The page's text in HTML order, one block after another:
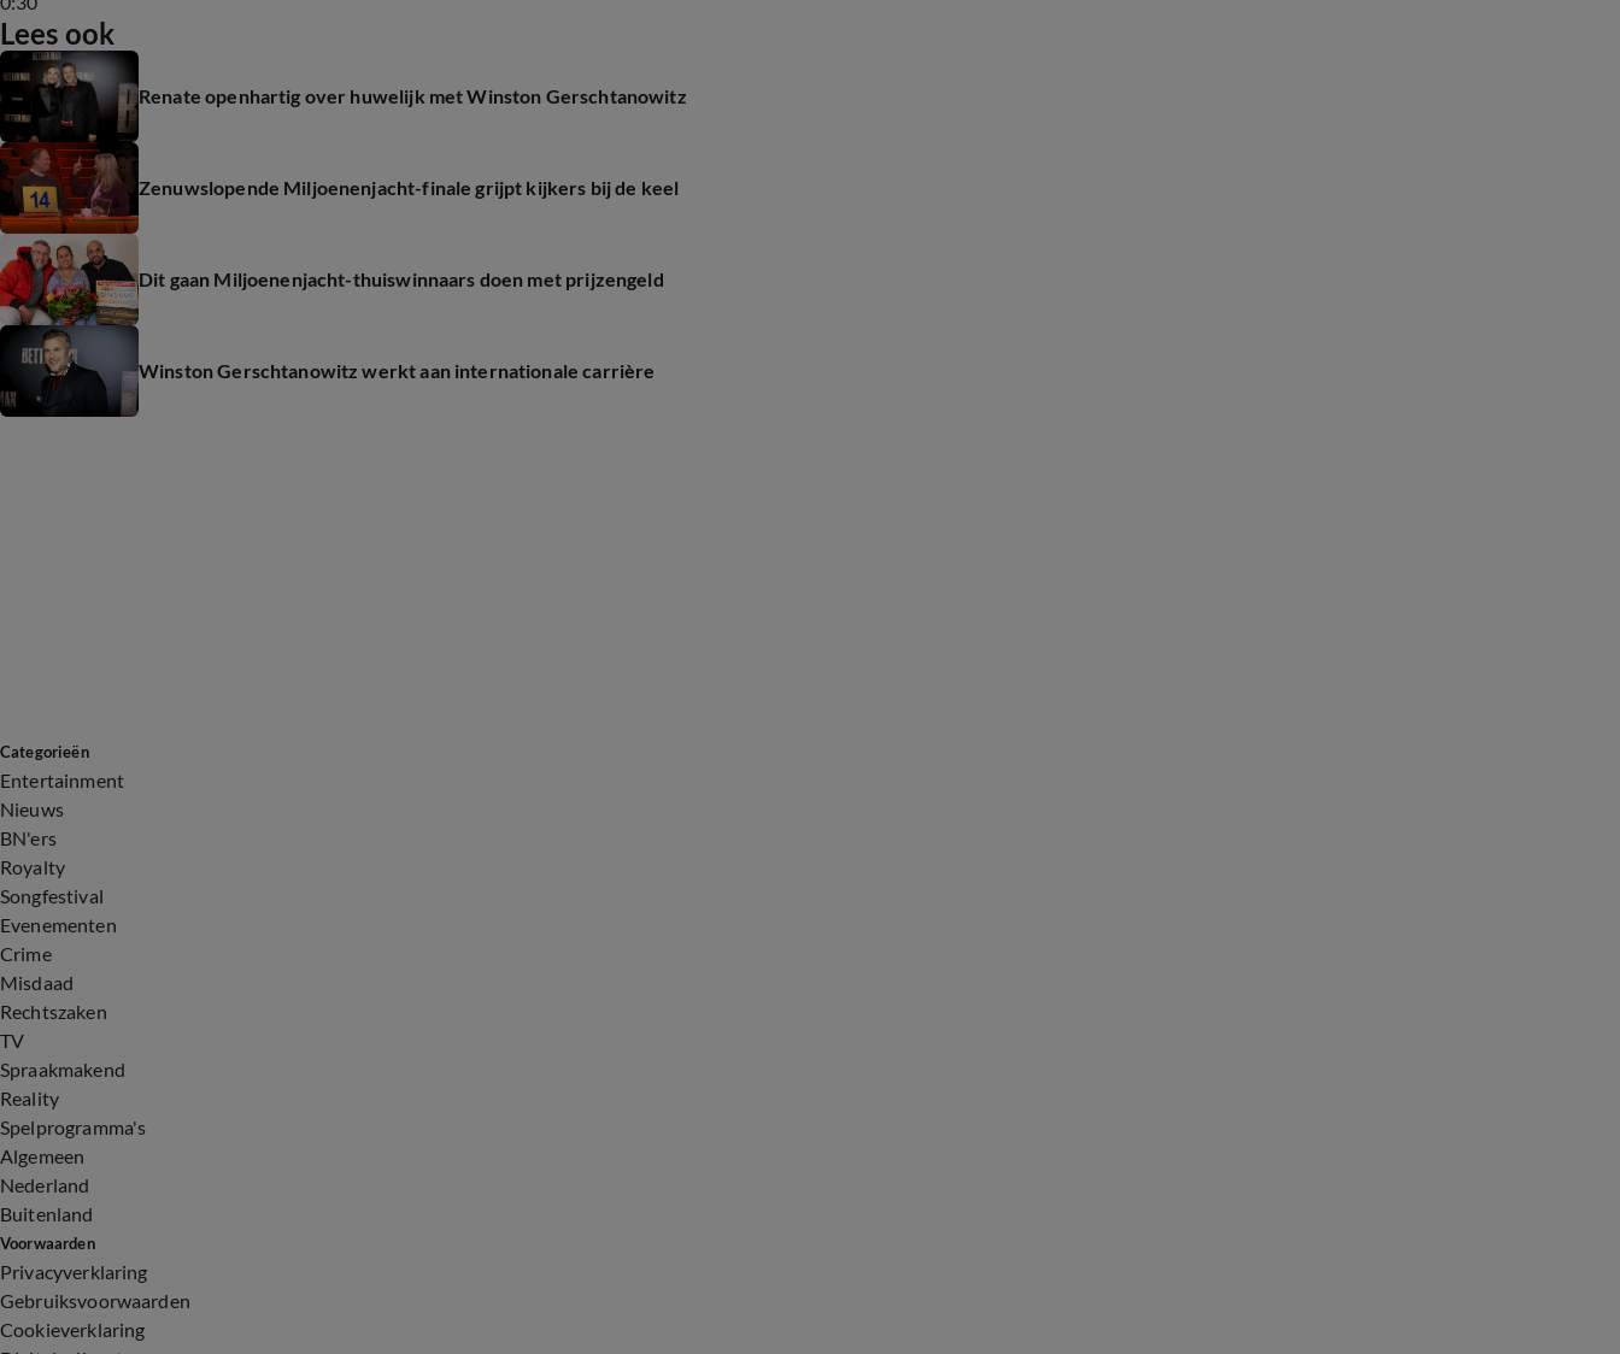
Lees ook
Renate openhartig over huwelijk met Winston Gerschtanowitz
Zenuwslopende Miljoenenjacht-finale grijpt kijkers bij de keel
Dit gaan Miljoenenjacht-thuiswinnaars doen met prijzengeld
Winston Gerschtanowitz werkt aan internationale carrière
Categorieën
Entertainment
Nieuws
BN'ers
Royalty
Songfestival
Evenementen
Crime
Misdaad
Rechtszaken
TV
Spraakmakend
Reality
Spelprogramma's
Algemeen
Nederland
Buitenland
Voorwaarden
Privacyverklaring
Gebruiksvoorwaarden
Cookieverklaring